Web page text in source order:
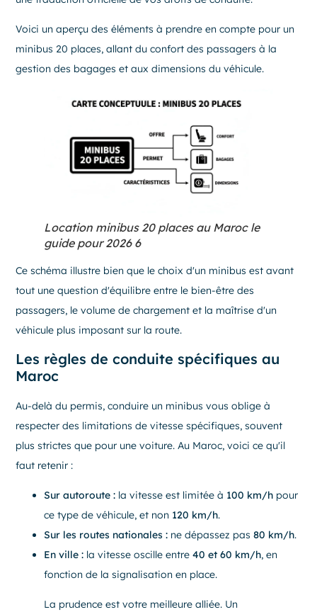
Voici un aperçu des éléments à prendre en compte pour un
minibus 20 places, allant du confort des passagers à la
gestion des bagages et aux dimensions du véhicule.
Location minibus 20 places au Maroc le
guide pour 2026 6
Ce schéma illustre bien que le choix d'un minibus est avant
tout une question d'équilibre entre le bien-être des
passagers, le volume de chargement et la maîtrise d'un
véhicule plus imposant sur la route.
Les règles de conduite spécifiques au
Maroc
Au-delà du permis, conduire un minibus vous oblige à
respecter des limitations de vitesse spécifiques, souvent
plus strictes que pour une voiture. Au Maroc, voici ce qu'il
faut retenir :
Sur autoroute : la vitesse est limitée à 100 km/h pour
ce type de véhicule, et non 120 km/h.
Sur les routes nationales : ne dépassez pas80 km/h.
En ville : la vitesse oscille entre40 et 60 km/h, en
fonction de la signalisation en place.
La prudence est votre meilleure alliée. Un